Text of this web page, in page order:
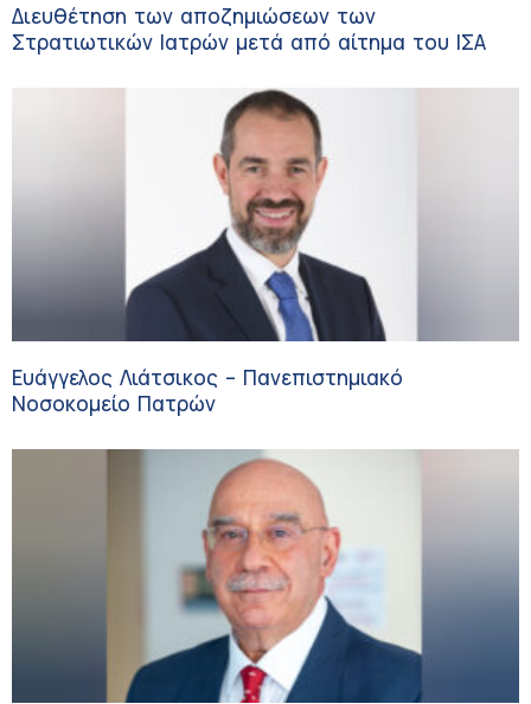
Διευθέτηση των αποζημιώσεων των
Στρατιωτικών Ιατρών μετά από αίτημα του ΙΣΑ
Ευάγγελος Λιάτσικος – Πανεπιστημιακό
Νοσοκομείο Πατρών